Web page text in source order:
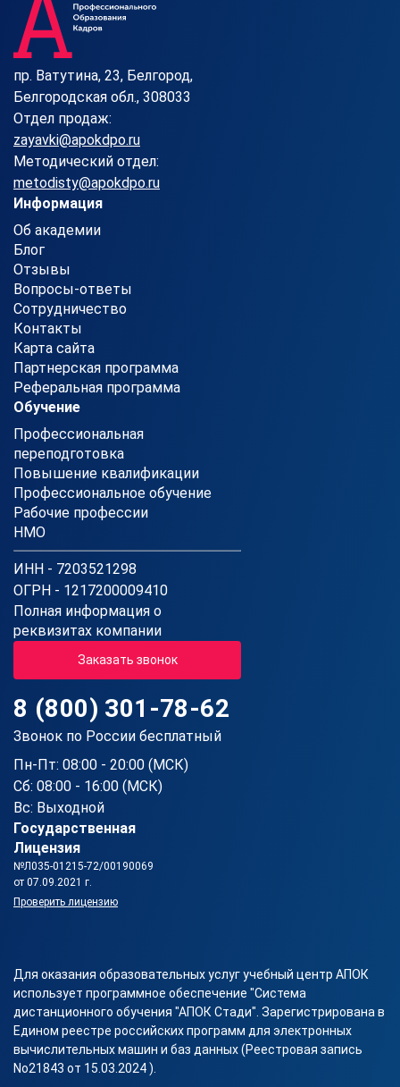
пр. Ватутина, 23, Белгород,
Белгородская обл., 308033
Отдел продаж:
zayavki@apokdpo.ru
Методический отдел:
metodisty@apokdpo.ru
Информация
Об академии
Блог
Отзывы
Вопросы-ответы
Сотрудничество
Контакты
Карта сайта
Партнерская программа
Реферальная программа
Обучение
Профессиональная
переподготовка
Повышение квалификации
Профессиональное обучение
Рабочие профессии
НМО
ИНН - 7203521298
ОГРН - 1217200009410
Полная информация о
реквизитах компании
Заказать звонок
8 (800) 301-78-62
Звонок по России бесплатный
Пн-Пт: 08:00 - 20:00 (МСК)
Сб: 08:00 - 16:00 (МСК)
Вс: Выходной
Государственная
Лицензия
№Л035-01215-72/00190069
от 07.09.2021 г.
Проверить лицензию
Для оказания образовательных услуг учебный центр АПОК
использует программное обеспечение "Система
дистанционного обучения "АПОК Стади". Зарегистрирована в
Едином реестре российских программ для электронных
вычислительных машин и баз данных (Реестровая запись
No21843 от 15.03.2024 ).